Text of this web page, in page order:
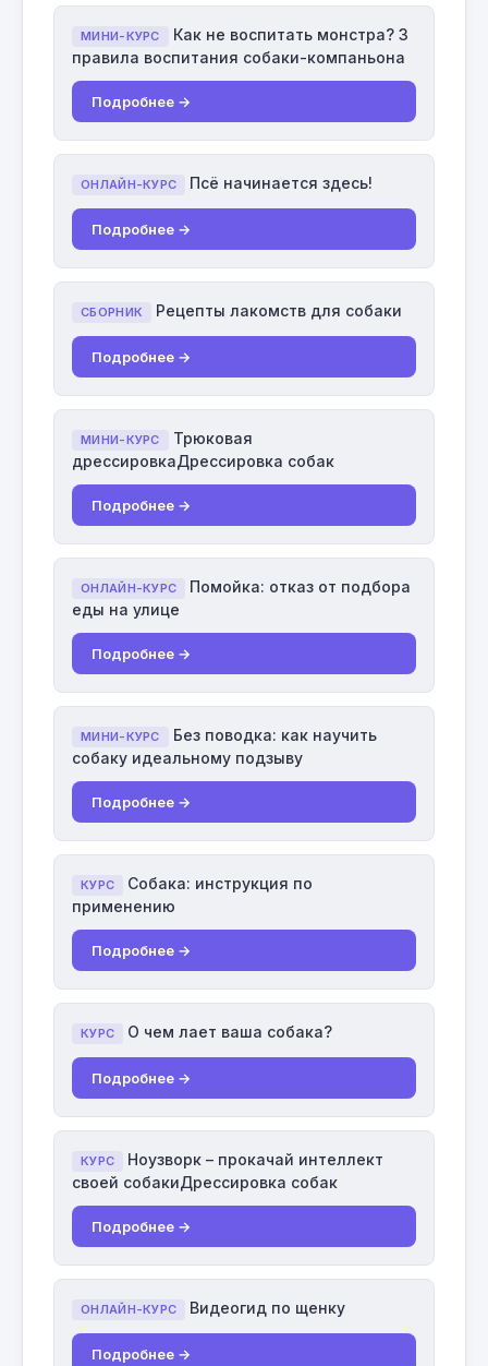
МИНИ-КУРС
Как не воспитать монстра? 3
правила воспитания собаки-компаньона
Подробнее →
ОНЛАЙН-КУРС Псё начинается здесь!
Подробнее →
СБОРНИК Рецепты лакомств для собаки
Подробнее →
МИНИ-КУРС
Трюковая
дрессировкаДрессировка собак
Подробнее →
ОНЛАЙН-КУРС
Помойка: отказ от подбора
еды на улице
Подробнее →
МИНИ-КУРС
Без поводка: как научить
собаку идеальному подзыву
Подробнее →
КУРС
Собака: инструкция по
применению
Подробнее →
КУРС О чем лает ваша собака?
Подробнее →
КУРС
Ноузворк – прокачай интеллект
своей собакиДрессировка собак
Подробнее →
ОНЛАЙН-КУРС Видеогид по щенку
Подробнее →